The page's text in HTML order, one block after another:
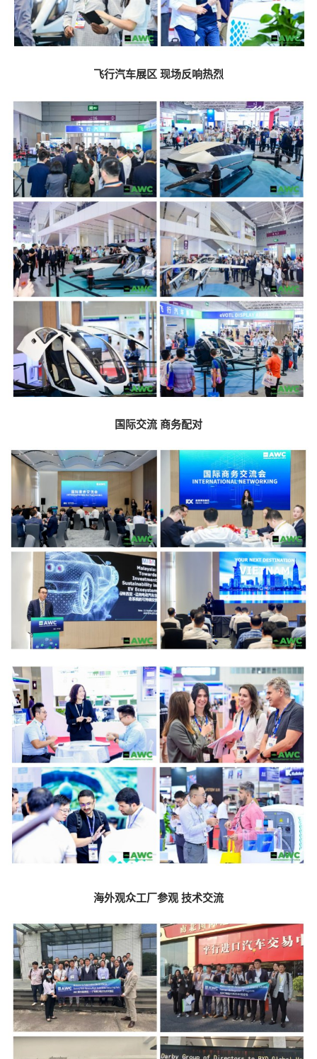
飞行汽车展区 现场反响热烈
国际交流 商务配对
海外观众工厂参观 技术交流